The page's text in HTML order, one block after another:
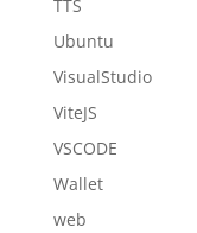
TTS
Ubuntu
VisualStudio
ViteJS
VSCODE
Wallet
web